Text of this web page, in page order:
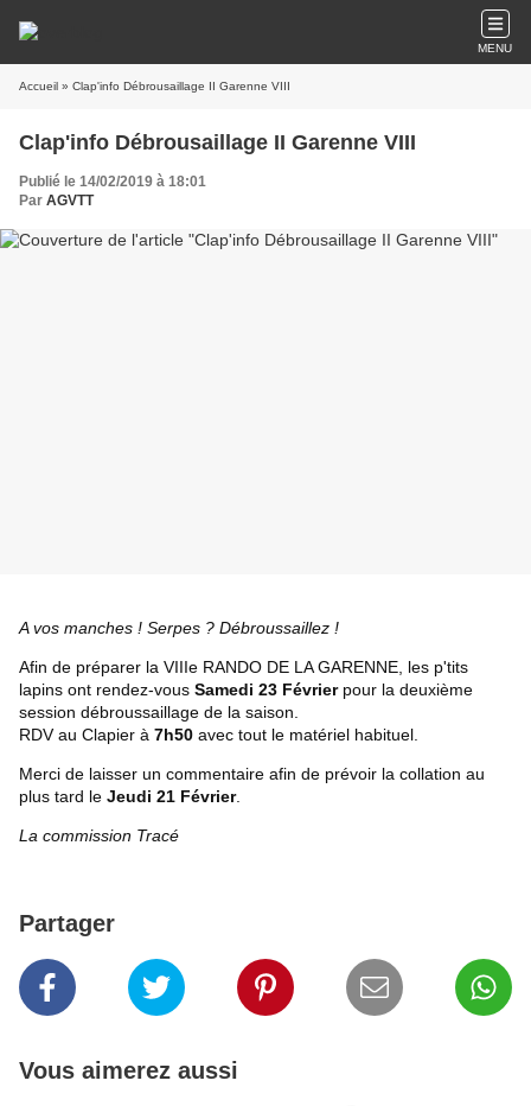
MENU
Accueil » Clap'info Débrousaillage II Garenne VIII
Clap'info Débrousaillage II Garenne VIII
Publié le 14/02/2019 à 18:01
Par AGVTT
A vos manches ! Serpes ? Débroussaillez !
Afin de préparer la VIIIe RANDO DE LA GARENNE, les p'tits
lapins ont rendez-vous Samedi 23 Févrierpour la deuxième
session débroussaillage de la saison.
RDV au Clapier à 7h50 avec tout le matériel habituel.
Merci de laisser un commentaire afin de prévoir la collation au
plus tard le Jeudi 21 Février.
La commission Tracé
Partager
Vous aimerez aussi